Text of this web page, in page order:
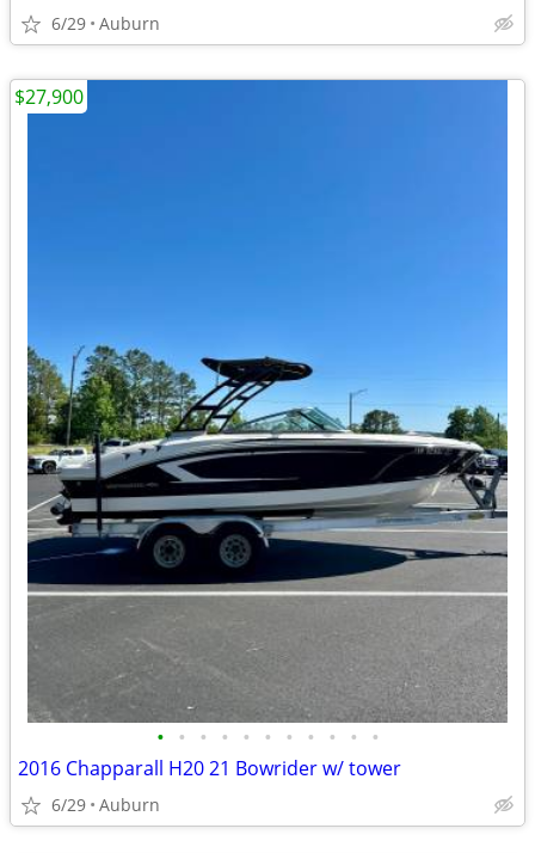
6/29 Auburn
• • • • • • • • • • •
2016 Chapparall H20 21 Bowrider w/ tower
6/29 Auburn
$27,900